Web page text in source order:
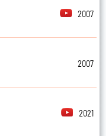
2007
2007
2021